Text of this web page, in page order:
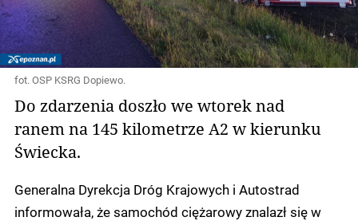
fot. OSP KSRG Dopiewo.
Do zdarzenia doszło we wtorek nad
ranem na 145 kilometrze A2 w kierunku
Świecka.
Generalna Dyrekcja Dróg Krajowych i Autostrad
informowała, że samochód ciężarowy znalazł się w